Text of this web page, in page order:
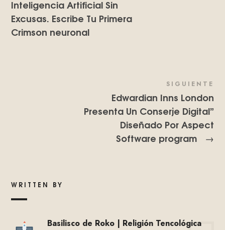
Inteligencia Artificial Sin
Excusas. Escribe Tu Primera
Crimson neuronal
SIGUIENTE
Edwardian Inns London
Presenta Un Conserje Digital”
Diseñado Por Aspect
Software program
→
WRITTEN BY
Basilisco de Roko | Religión Tencológica